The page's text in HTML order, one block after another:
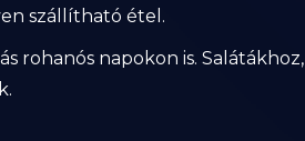
szállítható étel.
rohanós napokon is.